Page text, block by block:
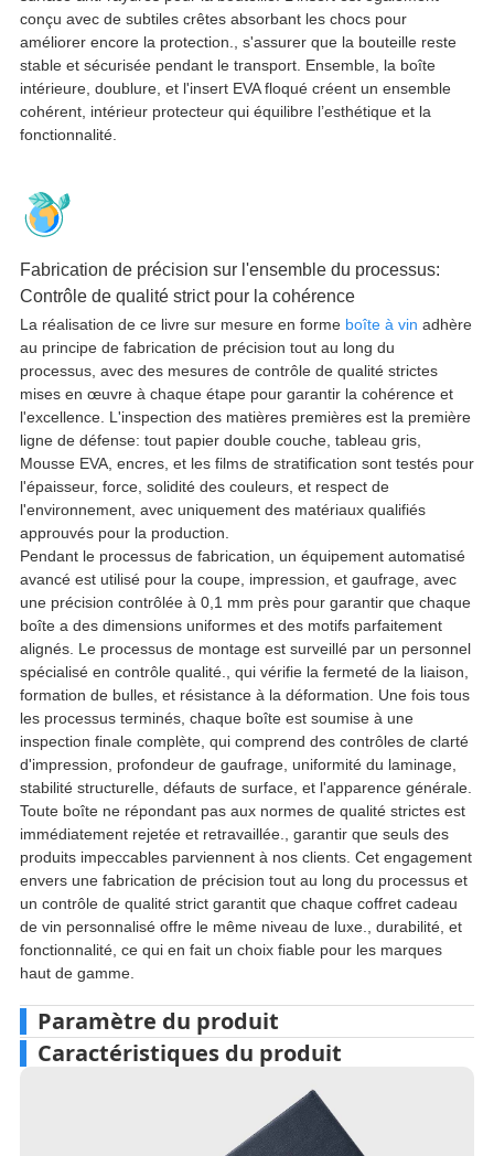
conçu avec de subtiles crêtes absorbant les chocs pour
améliorer encore la protection., s'assurer que la bouteille reste
stable et sécurisée pendant le transport. Ensemble, la boîte
intérieure, doublure, et l'insert EVA floqué créent un ensemble
cohérent, intérieur protecteur qui équilibre l’esthétique et la
fonctionnalité.
Fabrication de précision sur l'ensemble du processus:
Contrôle de qualité strict pour la cohérence
La réalisation de ce livre sur mesure en forme boîte à vin adhère
au principe de fabrication de précision tout au long du
processus, avec des mesures de contrôle de qualité strictes
mises en œuvre à chaque étape pour garantir la cohérence et
l'excellence. L'inspection des matières premières est la première
ligne de défense: tout papier double couche, tableau gris,
Mousse EVA, encres, et les films de stratification sont testés pour
l'épaisseur, force, solidité des couleurs, et respect de
l'environnement, avec uniquement des matériaux qualifiés
approuvés pour la production.
Pendant le processus de fabrication, un équipement automatisé
avancé est utilisé pour la coupe, impression, et gaufrage, avec
une précision contrôlée à 0,1 mm près pour garantir que chaque
boîte a des dimensions uniformes et des motifs parfaitement
alignés. Le processus de montage est surveillé par un personnel
spécialisé en contrôle qualité., qui vérifie la fermeté de la liaison,
formation de bulles, et résistance à la déformation. Une fois tous
les processus terminés, chaque boîte est soumise à une
inspection finale complète, qui comprend des contrôles de clarté
d'impression, profondeur de gaufrage, uniformité du laminage,
stabilité structurelle, défauts de surface, et l'apparence générale.
Toute boîte ne répondant pas aux normes de qualité strictes est
immédiatement rejetée et retravaillée., garantir que seuls des
produits impeccables parviennent à nos clients. Cet engagement
envers une fabrication de précision tout au long du processus et
un contrôle de qualité strict garantit que chaque coffret cadeau
de vin personnalisé offre le même niveau de luxe., durabilité, et
fonctionnalité, ce qui en fait un choix fiable pour les marques
haut de gamme.
Paramètre du produit
Caractéristiques du produit